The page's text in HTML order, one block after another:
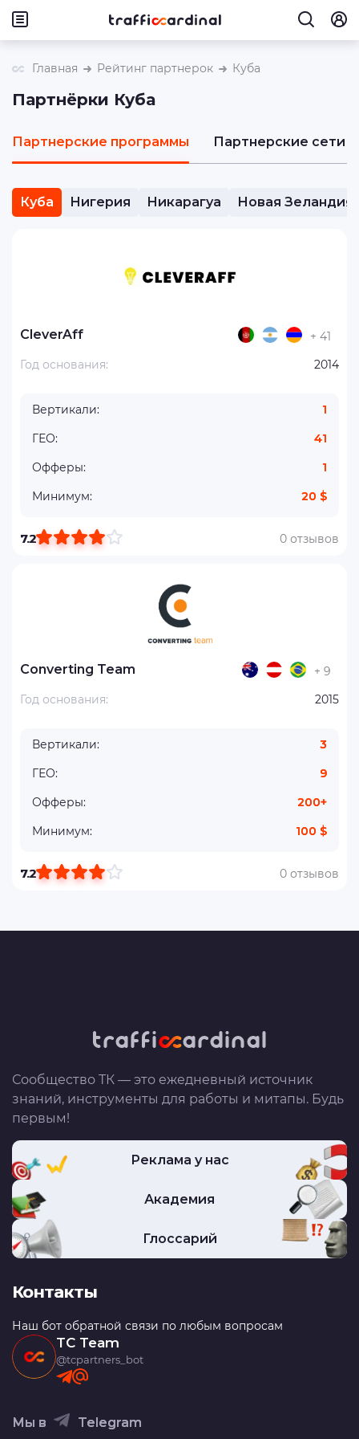
Главная Рейтинг партнерок Куба
Партнёрки Куба
Партнерские программы Партнерские сети
Куба Нигерия Никарагуа Новая Зеландия
CleverAff
Год основания: 2014
+ 41
Вертикали:
1
ГЕО:
41
Офферы:
1
Минимум:
20 $
7.2 0 отзывов
Converting Team
Год основания: 2015
+ 9
Вертикали:
3
ГЕО:
9
Офферы:
200+
Минимум:
100 $
7.2 0 отзывов
Сообщество ТК — это ежедневный источник
знаний, инструменты для работы и митапы. Будь
первым!
Реклама у нас
Академия
Глоссарий
Контакты
Наш бот обратной связи по любым вопросам
TC Team
@tcpartners_bot
Мы в Telegram